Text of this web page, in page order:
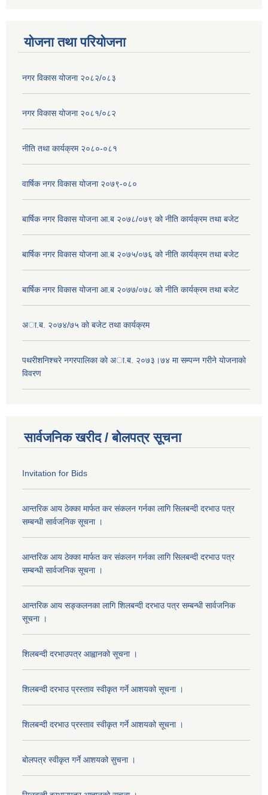
योजना तथा परियोजना
नगर विकास योजना २०८२/०८३
नगर विकास योजना २०८१/०८२
नीति तथा कार्यक्रम २०८०-०८१
वार्षिक नगर विकास योजना २०७९-०८०
बार्षिक नगर विकास योजना आ.ब २०७८/०७९ को नीति कार्यक्रम तथा बजेट
बार्षिक नगर विकास योजना आ.ब २०७५/०७६ को नीति कार्यक्रम तथा बजेट
बार्षिक नगर विकास योजना आ.ब २०७७/०७८ को नीति कार्यक्रम तथा बजेट
अा.ब. २०७४/७५ काे बजेट तथा कार्यक्रम
पथरीशनिश्चरे नगरपालिका काे अा.ब. २०७३।७४ मा सम्पन्न गरीने याेजनाकाे
विवरण
सार्वजनिक खरीद / बोलपत्र सूचना
Invitation for Bids
आन्तरिक आय ठेक्का मार्फत कर संकलन गर्नका लागि सिलबन्दी दरभाउ पत्र
सम्बन्धी सार्वजनिक सूचना ।
आन्तरिक आय ठेक्का मार्फत कर संकलन गर्नका लागि सिलबन्दी दरभाउ पत्र
सम्बन्धी सार्वजनिक सूचना ।
आन्तरिक आय सङ्कलनका लागि शिलबन्दी दरभाउ पत्र सम्बन्धी सार्वजनिक
सूचना ।
शिलबन्दी दरभाउपत्र आह्वानको सूचना ।
शिलबन्दी दरभाउ प्रस्ताव स्वीकृत गर्ने आशयको सूचना ।
शिलबन्दी दरभाउ प्रस्ताव स्वीकृत गर्ने आशयको सूचना ।
बोलपत्र स्वीकृत गर्ने आशयको सुचना ।